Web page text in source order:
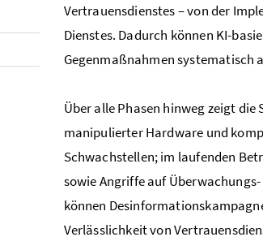
Vertrauensdienstes – von der
Dienstes. Dadurch können KI-
Gegenmaßnahmen systematisch
Über alle Phasen hinweg zeigt
manipulierter Hardware und
Schwachstellen; im laufenden
sowie Angriffe auf
können
Verlässlichkeit von